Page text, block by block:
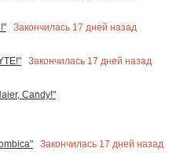
Закончилась 17 дней назад
Закончилась 17 дней назад
Candy!"
Закончилась 17 дней назад